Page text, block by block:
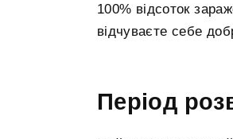
100% відсоток
відчуваєте себе
Період